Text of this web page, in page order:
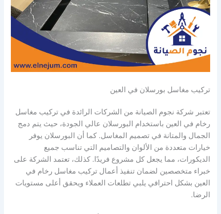
تركيب مغاسل بورسلان في العين
تعتبر شركة نجوم الصيانة من الشركات الرائدة في تركيب مغاسل
رخام في العين باستخدام البورسلان عالي الجودة، حيث يتم دمج
الجمال والمتانة في تصميم المغاسل. كما أن البورسلان يوفر
خيارات متعددة من الألوان والتصاميم التي تناسب جميع
الديكورات، مما يجعل كل مشروع فريدًا. كذلك، تعتمد الشركة على
خبراء متخصصين لضمان تنفيذ أعمال تركيب مغاسل رخام في
العين بشكل احترافي يلبي تطلعات العملاء ويحقق أعلى مستويات
الرضا.